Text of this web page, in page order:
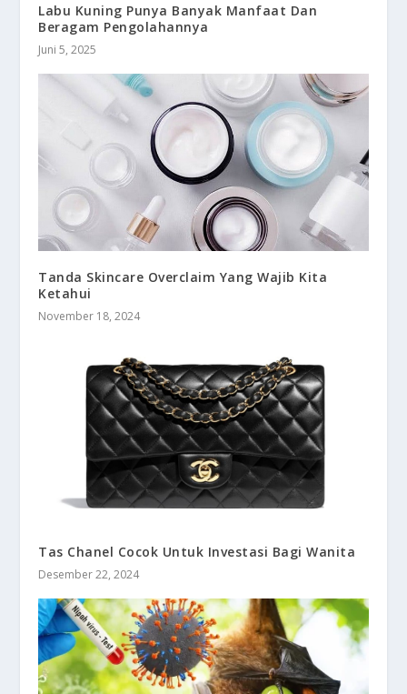
Labu Kuning Punya Banyak Manfaat Dan
Beragam Pengolahannya
Juni 5, 2025
Tanda Skincare Overclaim Yang Wajib Kita
Ketahui
November 18, 2024
Tas Chanel Cocok Untuk Investasi Bagi Wanita
Desember 22, 2024